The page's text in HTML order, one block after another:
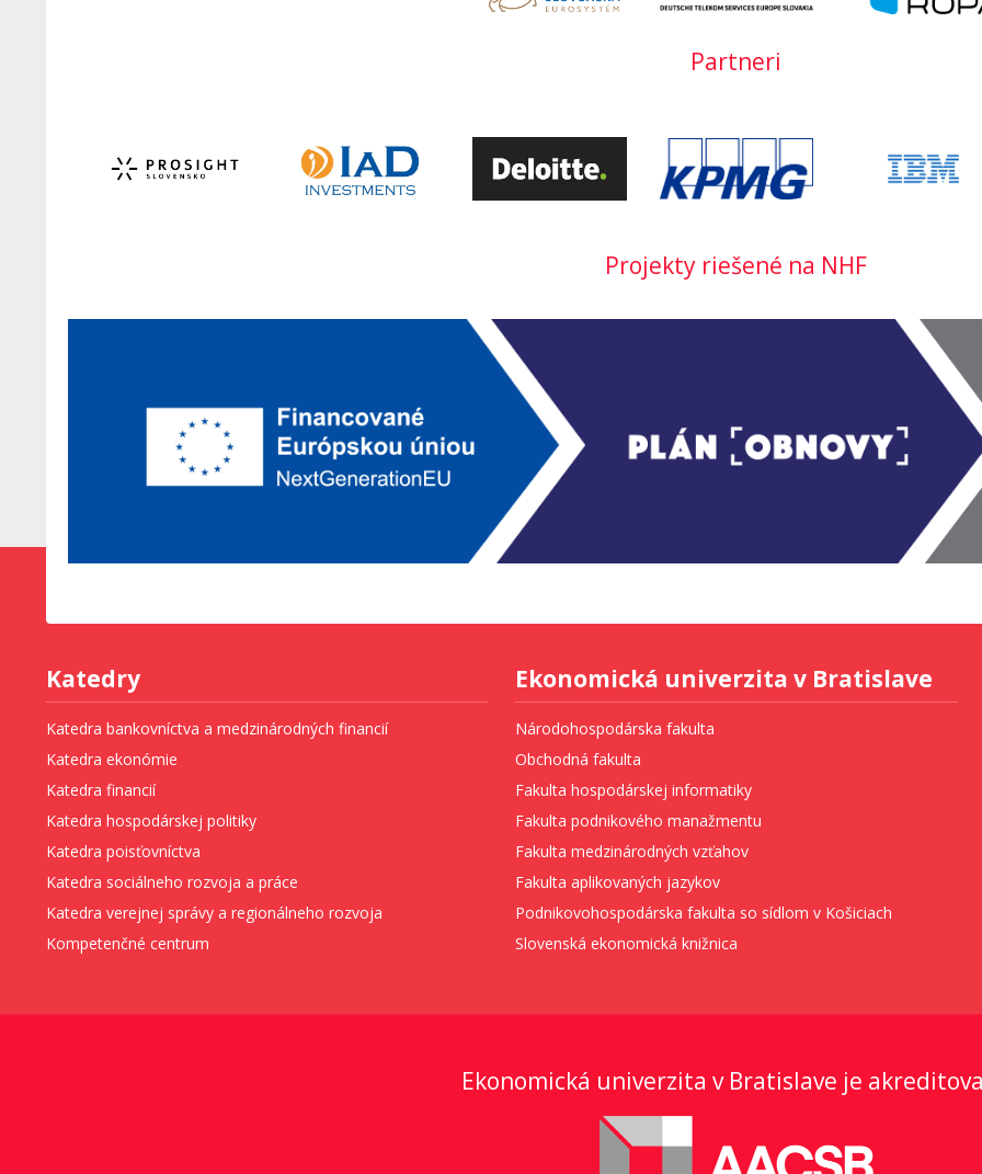
Partneri
Projekty riešené na NHF
Katedry
Katedra bankovníctva a medzinárodných financií
Katedra ekonómie
Katedra financií
Katedra hospodárskej politiky
Katedra poisťovníctva
Katedra sociálneho rozvoja a práce
Katedra verejnej správy a regionálneho rozvoja
Kompetenčné centrum
Ekonomická univerzita v Bratislave
Národohospodárska fakulta
Obchodná fakulta
Fakulta hospodárskej informatiky
Fakulta podnikového manažmentu
Fakulta medzinárodných vzťahov
Fakulta aplikovaných jazykov
Podnikovohospodárska fakulta so sídlom v Košiciach
Slovenská ekonomická knižnica
Ekonomická univerzita v Bratislave je